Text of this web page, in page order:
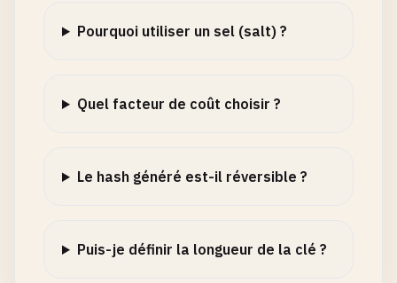
Pourquoi utiliser un sel (salt) ?
Quel facteur de coût choisir ?
Le hash généré est-il réversible ?
Puis-je définir la longueur de la clé ?